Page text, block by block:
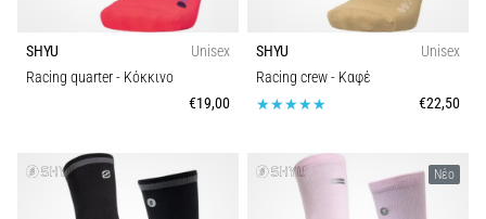
λαγονοκνημιαίας
ταινίας
πολύ
συχνό…
SHYU
Unisex
Racing quarter- Κόκκινο
€19,00
SHYU
Unisex
Racing crew- Καφέ
€22,50
Νέο